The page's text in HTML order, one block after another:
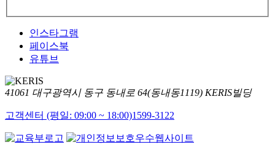
인스타그램
페이스북
유튜브
41061 대구광역시 동구 동내로 64(동내동1119) KERIS빌딩
고객센터 (평일: 09:00 ~ 18:00)1599-3122